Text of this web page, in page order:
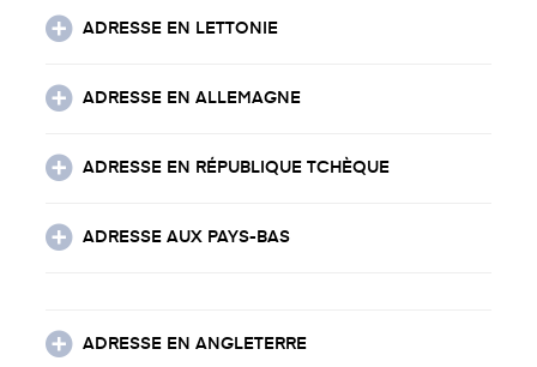
ADRESSE EN LETTONIE
ADRESSE EN ALLEMAGNE
ADRESSE EN RÉPUBLIQUE TCHÈQUE
ADRESSE AUX PAYS-BAS
ADRESSE EN ANGLETERRE